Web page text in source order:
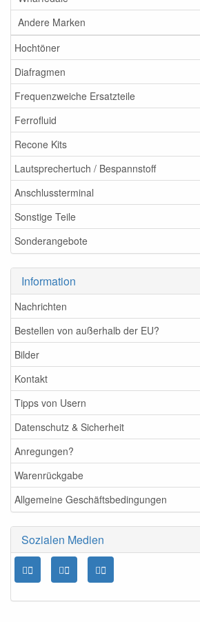
Andere Marken
Hochtöner
Diafragmen
Frequenzweiche Ersatzteile
Ferrofluid
Recone Kits
Lautsprechertuch / Bespannstoff
Anschlussterminal
Sonstige Teile
Sonderangebote
Information
Nachrichten
Bestellen von außerhalb der EU?
Bilder
Kontakt
Tipps von Usern
Datenschutz & Sicherheit
Anregungen?
Warenrückgabe
Allgemeine Geschäftsbedingungen
Sozialen Medien